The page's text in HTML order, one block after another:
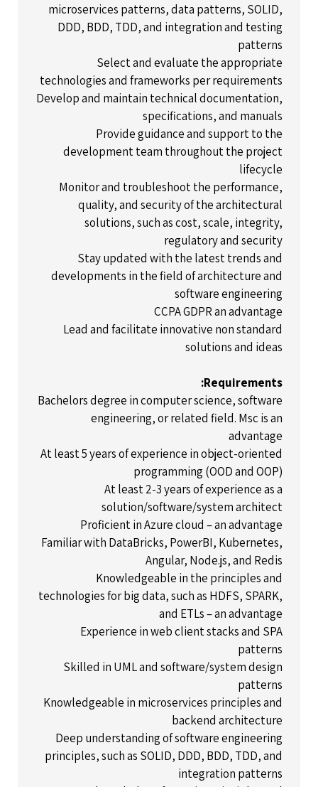
microservices patterns, data patterns, SOLID,
DDD, BDD, TDD, and integration and testing
patterns
Select and evaluate the appropriate
technologies and frameworks per requirements
Develop and maintain technical documentation,
specifications, and manuals
Provide guidance and support to the
development team throughout the project
lifecycle
Monitor and troubleshoot the performance,
quality, and security of the architectural
solutions, such as cost, scale, integrity,
regulatory and security
Stay updated with the latest trends and
developments in the field of architecture and
software engineering
CCPA GDPR an advantage
Lead and facilitate innovative non standard
solutions and ideas
Requirements:
Bachelors degree in computer science, software
engineering, or related field. Msc is an
advantage
At least 5 years of experience in object-oriented
programming (OOD and OOP)
At least 2-3 years of experience as a
solution/software/system architect
Proficient in Azure cloud – an advantage
Familiar with DataBricks, PowerBI, Kubernetes,
Angular, Node.js, and Redis
Knowledgeable in the principles and
technologies for big data, such as HDFS, SPARK,
and ETLs – an advantage
Experience in web client stacks and SPA
patterns
Skilled in UML and software/system design
patterns
Knowledgeable in microservices principles and
backend architecture
Deep understanding of software engineering
principles, such as SOLID, DDD, BDD, TDD, and
integration patterns